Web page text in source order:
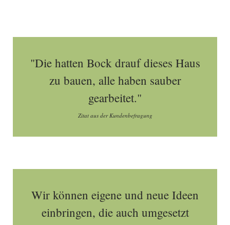
"Die hatten Bock drauf dieses Haus
zu bauen, alle haben sauber
gearbeitet."
Zitat aus der Kundenbefragung
Wir können eigene und neue Ideen
einbringen, die auch umgesetzt